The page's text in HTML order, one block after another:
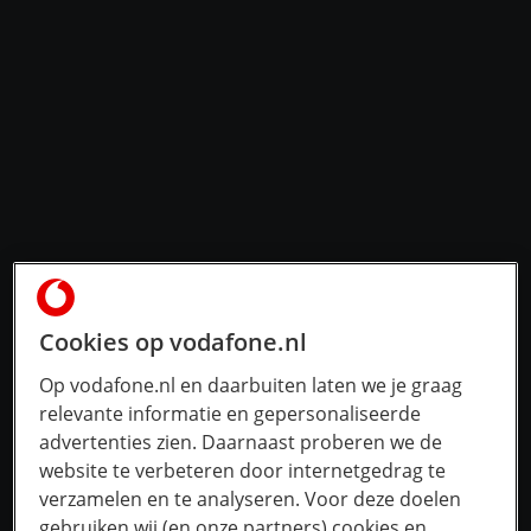
Cookies op vodafone.nl
Op vodafone.nl en daarbuiten laten we je graag
relevante informatie en gepersonaliseerde
advertenties zien. Daarnaast proberen we de
website te verbeteren door internetgedrag te
verzamelen en te analyseren. Voor deze doelen